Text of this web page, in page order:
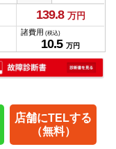
139.8 万円
諸費用 (税込)
10.5 万円
店舗にTELする
（無料）